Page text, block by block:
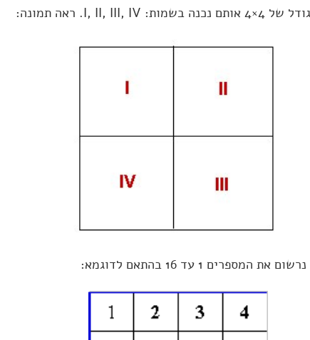
נרשום את המספרים 1 עד 16 בהתאם לדוגמא: